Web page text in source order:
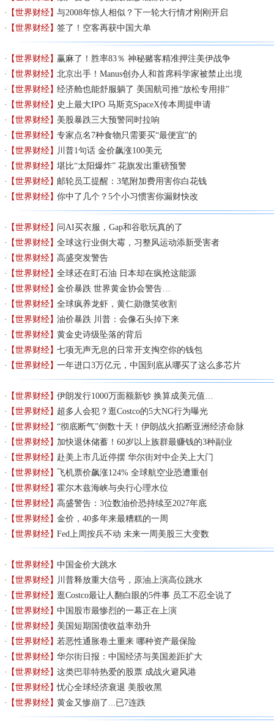
【世界财经】与2008年惊人相似？下一轮大行情才刚刚开启
【世界财经】签了！空客再获中国大单
【世界财经】赢麻了！胜率83％ 神秘赌客精准押注美伊战争
【世界财经】北京出手！Manus创办人和首席科学家被禁止出境
【世界财经】经济舱也能舒服躺了 美国航司推“放松专用排”
【世界财经】 史上最大IPO 马斯克SpaceX传本周提申请
【世界财经】美股暴跌三大预警同时拉响
【世界财经】专家点名7种食物只需要买“最便宜”的
【世界财经】 川普1句话 金价飙涨100美元
【世界财经】堪比“太阳爆炸” 花旗发出重磅预警
【世界财经】邮轮员工提醒：3笔附加费用害你白花钱
【世界财经】你中了几个？5个小习惯害你漏财快改
【世界财经】问AI买衣服，Gap和谷歌玩真的了
【世界财经】全球这行业倒大霉，习整风运动添新受害者
【世界财经】高盛突发警告
【世界财经】全球还在盯石油 日本却在疯抢这能源
【世界财经】金价暴跌 世界黄金协会警告…
【世界财经】全球疯养龙虾，黄仁勋微笑收割
【世界财经】油价暴跌 川普：会像石头掉下来
【世界财经】黄金史诗级坠落的背后
【世界财经】七项无声无息的日常开支掏空你的钱包
【世界财经】一年进口3万亿元，中国到底从哪买了这么多芯片
【世界财经】伊朗发行1000万面额新钞 换算成美元值…
【世界财经】超多人会犯？逛Costco的5大NG行为曝光
【世界财经】“彻底断气”倒数十天！伊朗战火掐断亚洲经济命脉
【世界财经】加快退休储蓄！60岁以上族群最赚钱的3种副业
【世界财经】赴美上市几近停摆 华尔街对中企关上大门
【世界财经】
飞机票价飙涨124% 全球航空业恐遭重创
【世界财经】霍尔木兹海峡与央行心理水位
【世界财经】高盛警告：3位数油价恐持续至2027年底
【世界财经】金价，40多年来最糟糕的一周
【世界财经】Fed上周按兵不动 未来一周美股三大变数
【世界财经】中国金价大跳水
【世界财经】 川普释放重大信号，原油上演高位跳水
【世界财经】逛Costco最让人翻白眼的5件事 员工不忍全说了
【世界财经】中国股市最惨烈的一幕正在上演
【世界财经】美国短期国债收益率劲升
【世界财经】若恶性通胀卷土重来 哪种资产最保险
【世界财经】华尔街日报：中国经济与美国差距扩大
【世界财经】这类巴菲特热爱的股票 成战火避风港
【世界财经】忧心全球经济衰退 美股收黑
【世界财经】黄金又惨崩了...已7连跌